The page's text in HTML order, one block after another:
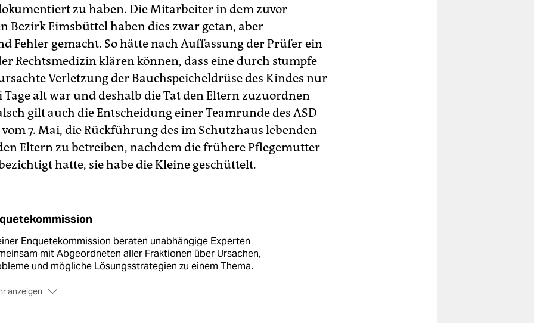
zu haben. Die Mitarbeiter in dem zuvor
Bezirk Eimsbüttel haben dies zwar getan, aber
Fehler gemacht. So hätte nach Auffassung der Prüfer ein
Rechtsmedizin klären können, dass eine durch stumpfe
Verletzung der Bauchspeicheldrüse des Kindes nur
Tage alt war und deshalb die Tat den Eltern zuzuordnen
gilt auch die Entscheidung einer Teamrunde des ASD
7. Mai, die Rückführung des im Schutzhaus lebenden
Eltern zu betreiben, nachdem die frühere Pflegemutter
hatte, sie habe die Kleine geschüttelt.
Enquetekommission beraten unabhängige Experten
mit Abgeordneten aller Fraktionen über Ursachen,
und mögliche Lösungsstrategien zu einem Thema.
anzeigen